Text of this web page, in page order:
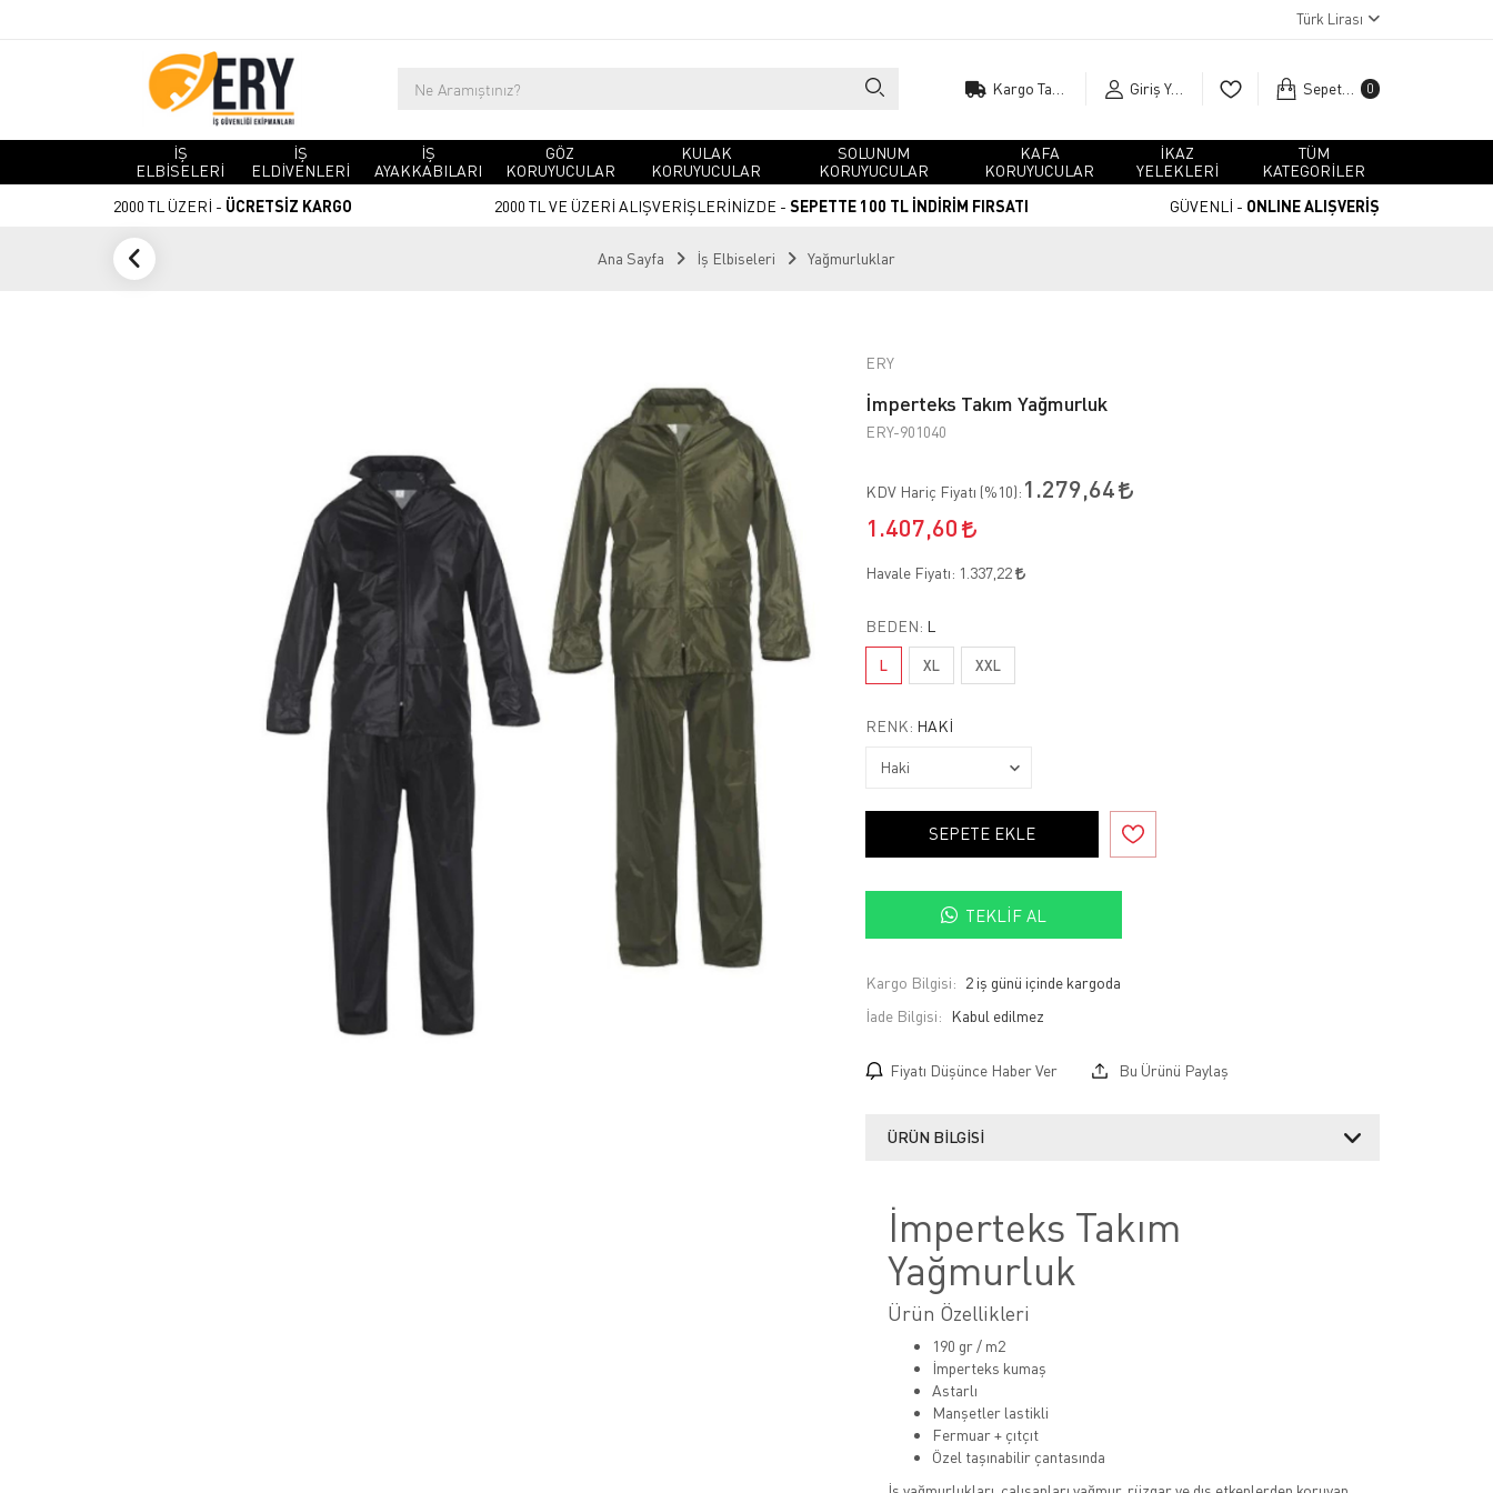
Türk Lirası
Giriş Yap Sepetim 0
İŞ
ELBİSELERİ
İŞ
ELDİVENLERİ
İŞ
AYAKKABILARI
GÖZ
KORUYUCULAR
KULAK
KORUYUCULAR
SOLUNUM
KORUYUCULAR
KAFA
KORUYUCULAR
İKAZ
YELEKLERİ
TÜM
KATEGORİLER
2000 TL ÜZERİ - ÜCRETSİZ KARGO 2000 TL VE ÜZERİ ALIŞVERİŞLERİNİZDE - SEPETTE 100 TL İNDİRİM FIRSATI GÜVENLİ - ONLINE ALIŞVERİŞ
Ana Sayfa İş Elbiseleri Yağmurluklar
ERY
İmperteks Takım Yağmurluk
ERY-901040
KDV Hariç Fiyatı (%10): 1.279,64
1.407,60
Havale Fiyatı: 1.337,22
BEDEN: L
L XL XXL
RENK: HAKI
SEPETE EKLE
TEKLIF AL
Kargo Bilgisi: 2 iş günü içinde kargoda
İade Bilgisi:
Fiyatı Düşünce Haber Ver Bu Ürünü Paylaş
ÜRÜN BILGISI
İmperteks Takım
Yağmurluk
Ürün Özellikleri
190 gr / m2
İmperteks kumaş
Astarlı
Manşetler lastikli
Fermuar + çıtçıt
Özel taşınabilir çantasında